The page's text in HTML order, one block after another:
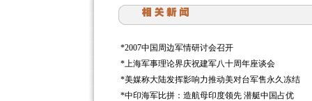
*2007中国周边军情研讨会召开
*上海军事理论界庆祝建军八十周年座谈会
*美媒称大陆发挥影响力推动美对台军售永久冻结
*中印海军比拼：造航母印度领先 潜艇中国占优